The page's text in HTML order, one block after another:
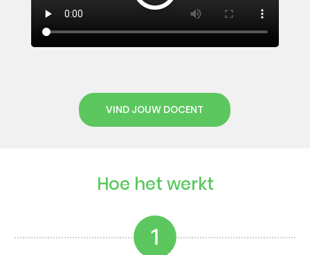
VIND JOUW DOCENT
Hoe het werkt
1